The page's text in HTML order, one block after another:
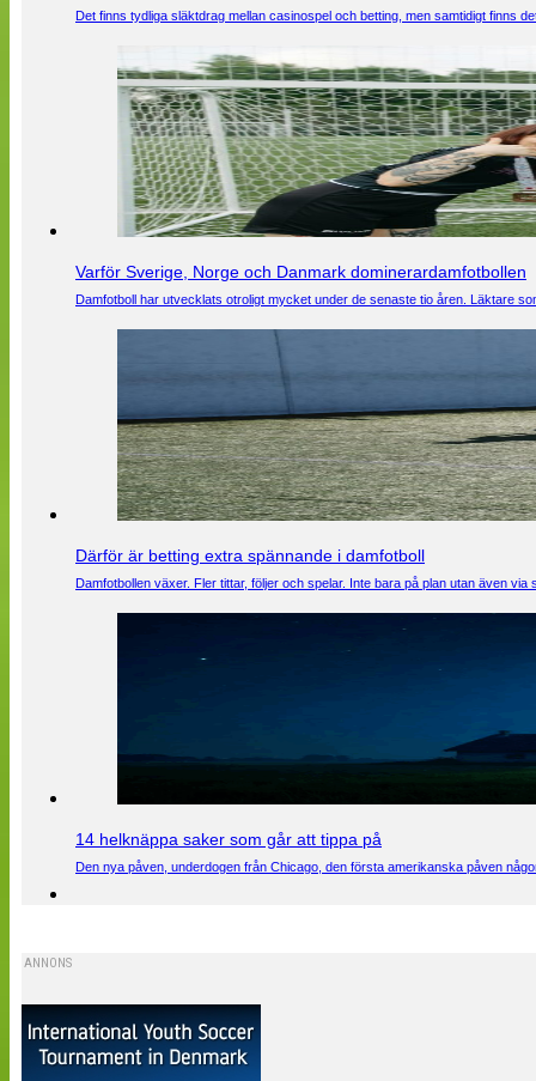
Det finns tydliga släktdrag mellan casinospel och betting, men samtidigt finns
Varför Sverige, Norge och Danmark dominerardamfotbollen
Damfotboll har utvecklats otroligt mycket under de senaste tio åren. Läktare
Därför är betting extra spännande i damfotboll
Damfotbollen växer. Fler tittar, följer och spelar. Inte bara på plan utan även
14 helknäppa saker som går att tippa på
Den nya påven, underdogen från Chicago, den första amerikanska påven
ANNONS